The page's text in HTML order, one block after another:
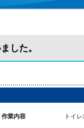
した。
作業内容 トイ